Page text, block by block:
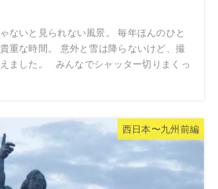
ないと見られない風景。 毎年ほんのひと
重な時間。 意外と雪は降らないけど、撮
ました。 みんなでシャッター切りまくっ
西日本〜九州前編